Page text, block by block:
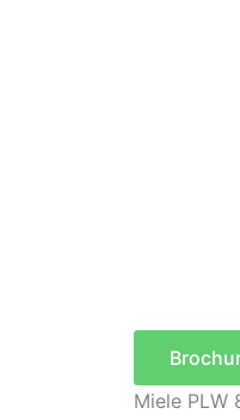
Miele PLW